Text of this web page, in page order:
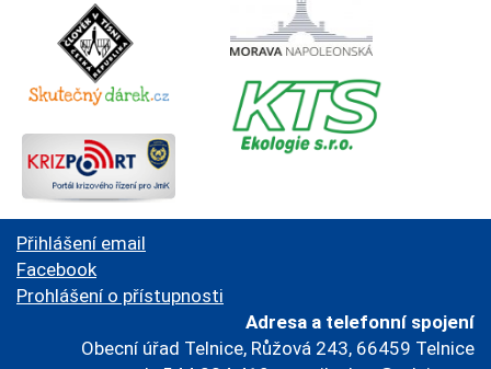
Přihlášení email
Facebook
Prohlášení o přístupnosti
Adresa a telefonní spojení
Obecní úřad Telnice, Růžová 243, 66459 Telnice